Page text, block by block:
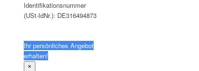
Identifikationsnummer
(USt-IdNr.): DE316494873
Ihr persönliches Angebot
erhalten!
×